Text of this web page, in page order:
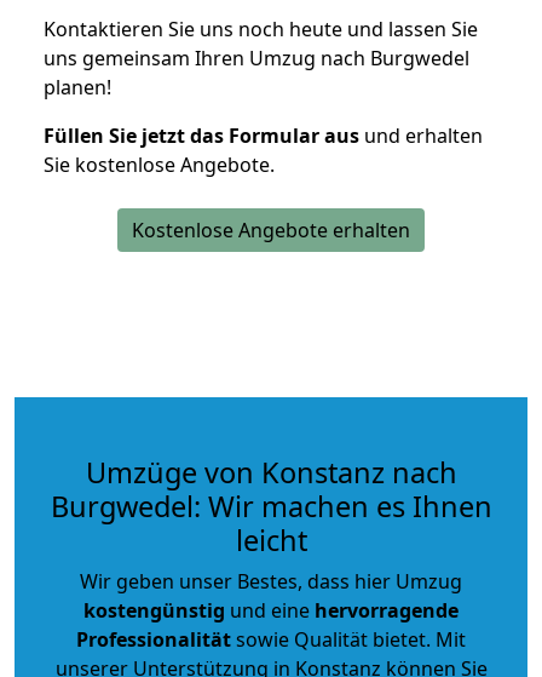
Kontaktieren Sie uns noch heute und lassen Sie
uns gemeinsam Ihren Umzug nach Burgwedel
planen!
Füllen Sie jetzt das Formular aus und erhalten
Sie kostenlose Angebote.
Kostenlose Angebote erhalten
Umzüge von Konstanz nach
Burgwedel: Wir machen es Ihnen
leicht
Wir geben unser Bestes, dass hier Umzug
kostengünstig und eine hervorragende
Professionalitätsowie Qualität bietet. Mit
unserer Unterstützung in Konstanz können Sie